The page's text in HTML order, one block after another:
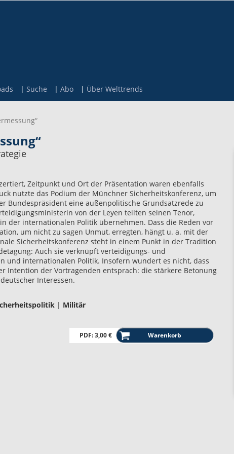
Suche Abo Über Welttrends
Zeitpunkt und Ort der Präsentation waren ebenfalls
nutzte das Podium der Münchner Sicherheitskonferenz, um
Bundespräsident eine außenpolitische Grundsatzrede zu
von der Leyen teilten seinen Tenor,
der internationalen Politik übernehmen. Dass die Reden vor
um nicht zu sagen Unmut, erregten, hängt u. a. mit der
Sicherheitskonferenz steht in einem Punkt in der Tradition
Auch sie verknüpft verteidigungs- und
und internationalen Politik. Insofern wundert es nicht, dass
Intention der Vortragenden entsprach: die stärkere Betonung
Interessen.
| Militär
PDF: 3,00 €